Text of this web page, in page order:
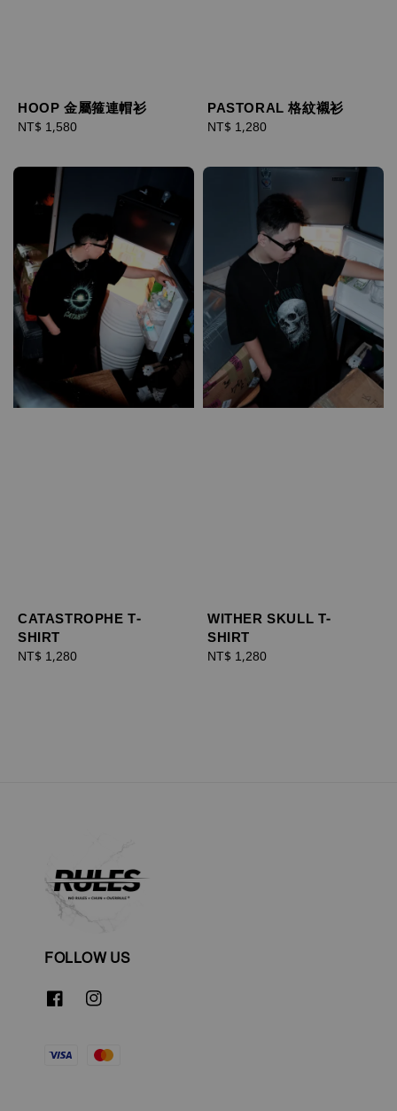
HOOP 金屬箍連帽衫
Regular
NT$ 1,580
PASTORAL 格紋襯衫
Regular
NT$ 1,280
CATASTROPHE T-
SHIRT
Regular
NT$ 1,280
WITHER SKULL T-
SHIRT
Regular
NT$ 1,280
FOLLOW US